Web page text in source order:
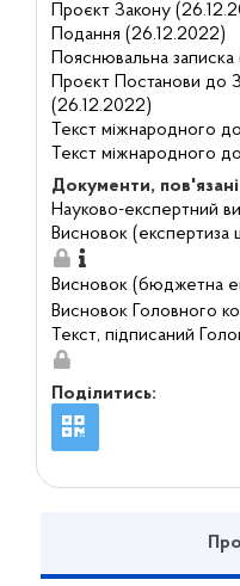
Проєкт Закону
Подання (26.12.2022)
Пояснювальна
Проєкт Постанови до
(26.12.2022)
Текст міжнародного
Текст міжнародного
Документи,
Науково-експертний
Висновок (експертиза
Висновок (бюджетна
Висновок Головного
Текст, підписаний
Поділитись: